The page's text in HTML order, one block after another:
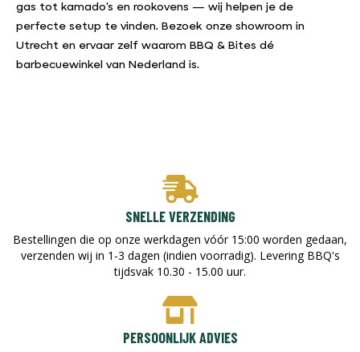
gas tot kamado’s en rookovens — wij helpen je de
perfecte setup te vinden. Bezoek onze showroom in
Utrecht en ervaar zelf waarom BBQ & Bites dé
barbecuewinkel van Nederland is.
SNELLE VERZENDING
Bestellingen die op onze werkdagen vóór 15:00 worden gedaan,
verzenden wij in 1-3 dagen (indien voorradig). Levering BBQ's
tijdsvak 10.30 - 15.00 uur.
PERSOONLIJK ADVIES